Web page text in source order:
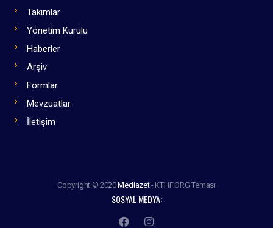
Takımlar
Yönetim Kurulu
Haberler
Arşiv
Formlar
Mevzuatlar
İletişim
Copyright © 2020Mediazet- KTHF.ORG Teması
SOSYAL MEDYA: